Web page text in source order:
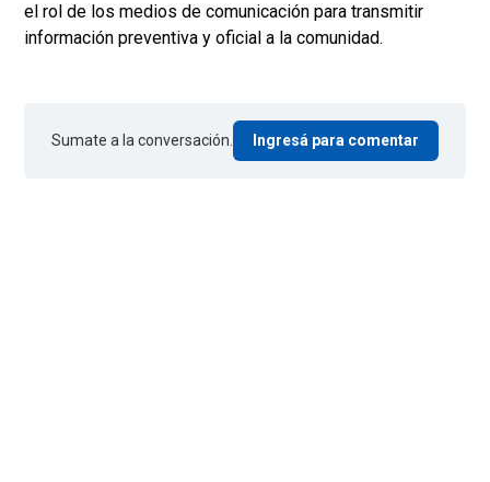
el rol de los medios de comunicación para transmitir
información preventiva y oficial a la comunidad.
Sumate a la conversación. Ingresá para comentar